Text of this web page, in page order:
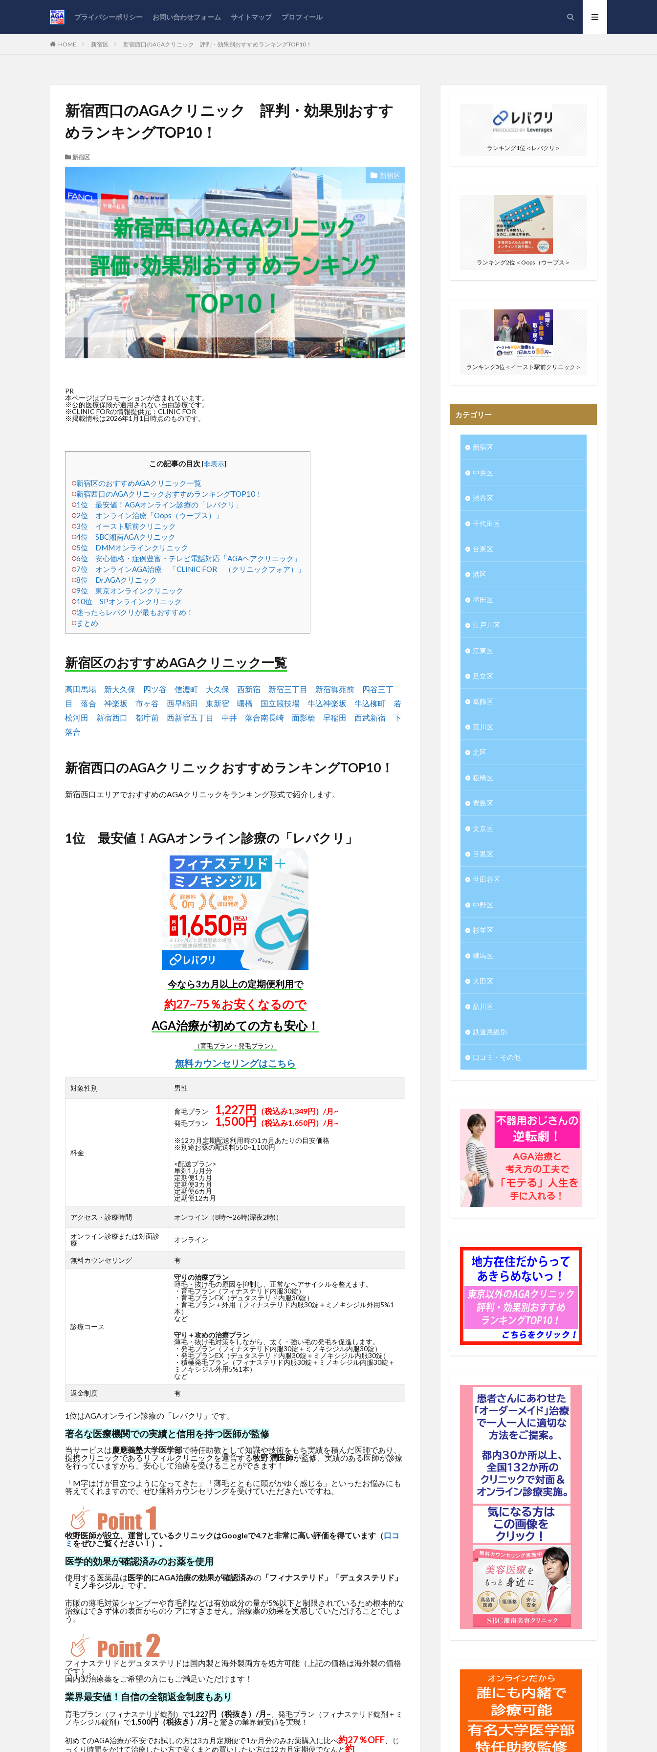
プライバシーポリシー お問い合わせフォーム サイトマップ プロフィール
HOME 新宿区 新宿西口のAGAクリニック 評判・効果別おすすめランキングTOP10！
新宿西口のAGAクリニック 評判・効果別おすす
めランキングTOP10！
新宿区
新宿区
PR
本ページはプロモーションが含まれています。
※公的医療保険が適用されない自由診療です。
※CLINIC FORの情報提供元：CLINIC FOR
※掲載情報は2026年1月1日時点のものです。
この記事の目次 [非表示]
新宿区のおすすめAGAクリニック一覧
新宿西口のAGAクリニックおすすめランキングTOP10！
1位 最安値！AGAオンライン診療の「レバクリ」
2位 オンライン治療「Oops（ウープス）」
3位 イースト駅前クリニック
4位 SBC湘南AGAクリニック
5位 DMMオンラインクリニック
6位 安心価格・症例豊富・テレビ電話対応「AGAヘアクリニック」
7位 オンラインAGA治療 「CLINIC FOR （クリニックフォア）」
8位 Dr.AGAクリニック
9位 東京オンラインクリニック
10位 SPオンラインクリニック
迷ったらレバクリが最もおすすめ！
まとめ
新宿区のおすすめAGAクリニック一覧
高田馬場 新大久保 四ツ谷 信濃町 大久保 西新宿 新宿三丁目 新宿御苑前
四谷三丁
目
落合 神楽坂 市ヶ谷 西早稲田 東新宿 曙橋 国立競技場 牛込神楽坂 牛込柳町
若
松河田
新宿西口 都庁前 西新宿五丁目 中井 落合南長崎 面影橋 早稲田 西武新宿
下
落合
新宿西口のAGAクリニックおすすめランキングTOP10！
新宿西口エリアでおすすめのAGAクリニックをランキング形式で紹介します。
1位 最安値！AGAオンライン診療の「レバクリ」
今なら3カ月以上の定期便利用で
約27~75％お安くなるので
AGA治療が初めての方も安心！
（育毛プラン・発毛プラン）
無料カウンセリングはこちら
対象性別 男性
料金
育毛プラン 1,227円 （税込み1,349円）/月~
発毛プラン 1,500円 （税込み1,650円）/月~
※12カ月定期配送利用時の1カ月あたりの目安価格
※別途お薬の配送料550~1,100円
<配送プラン>
単剤1カ月分
定期便1カ月
定期便3カ月
定期便6カ月
定期便12カ月
アクセス・診療時間 オンライン（8時〜26時(深夜2時)）
オンライン診療または対面診
療
オンライン
無料カウンセリング 有
診療コース
守りの治療プラン
薄毛・抜け毛の原因を抑制し、正常なヘアサイクルを整えます。
・育毛プラン（フィナステリド内服30錠）
・育毛プランEX（デュタステリド内服30錠）
・育毛プラン＋外用（フィナステリド内服30錠＋ミノキシジル外用5%1
本）
など
守り＋攻めの治療プラン
薄毛・抜け毛対策をしながら、太く・強い毛の発毛を促進します。
・発毛プラン（フィナステリド内服30錠＋ミノキシジル内服30錠）
・発毛プランEX（デュタステリド内服30錠＋ミノキシジル内服30錠）
・積極発毛プラン（フィナステリド内服30錠＋ミノキシジル内服30錠＋
ミノキシジル外用5%1本）
など
返金制度 有
1位はAGAオンライン診療の「レバクリ」です。
著名な医療機関での実績と信用を持つ医師が監修
当サービスは慶應義塾大学医学部で特任助教として知識や技術をもち実績を積んだ医師であり、
提携クリニックであるリフィルクリニックを運営する牧野 潤医師が監修、実績のある医師が診療
を行っていますから、安心して治療を受けることができます！
「M字はげが目立つようになってきた」「薄毛とともに頭がかゆく感じる」といったお悩みにも
答えてくれますので、ぜひ無料カウンセリングを受けていただきたいですね。
牧野医師が設立、運営しているクリニックはGoogleで4.7と非常に高い評価を得ています（口コ
ミ をぜひご覧ください！）。
医学的効果が確認済みのお薬を使用
使用する医薬品は医学的にAGA治療の効果が確認済みの 「フィナステリド」「デュタステリド」
「ミノキシジル」 です。
市販の薄毛対策シャンプーや育毛剤などは有効成分の量が5%以下と制限されているため根本的な
治療はできず体の表面からのケアにすぎません。治療薬の効果を実感していただけることでしょ
う。
フィナステリドとデュタステリドは国内製と海外製両方を処方可能（上記の価格は海外製の価格
です）。
国内製治療薬をご希望の方にもご満足いただけます！
業界最安値！自信の全額返金制度もあり
育毛プラン（フィナステリド錠剤）で1,227円（税抜き）/月~ 、発毛プラン（フィナステリド錠剤＋ミ
ノキシジル錠剤）で1,500円（税抜き）/月~と驚きの業界最安値を実現！
初めてのAGA治療が不安でお試しの方は3カ月定期便で1か月分のみお薬購入に比べ約27％OFF 、じ
っくり時間をかけて治療したい方で安くまとめ買いしたい方は12カ月定期便でなんと約
ランキング1位＜レバクリ＞
ランキング2位＜Oops（ウープス＞
ランキング3位＜イースト駅前クリニック＞
カテゴリー
新宿区
中央区
渋谷区
千代田区
台東区
港区
墨田区
江戸川区
江東区
足立区
葛飾区
荒川区
北区
板橋区
豊島区
文京区
目黒区
世田谷区
中野区
杉並区
練馬区
大田区
品川区
鉄道路線別
口コミ・その他